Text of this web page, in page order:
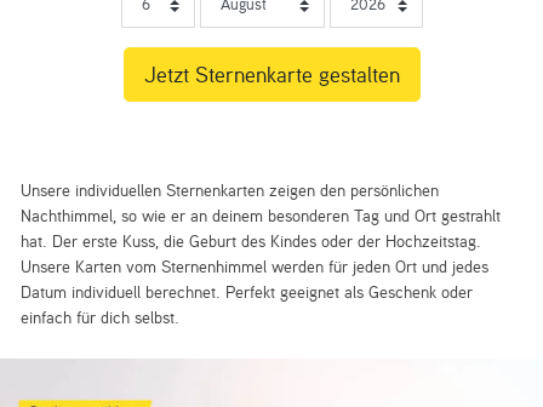
Unsere individuellen Sternenkarten zeigen den persönlichen
Nachthimmel, so wie er an deinem besonderen Tag und Ort gestrahlt
hat. Der erste Kuss, die Geburt des Kindes oder der Hochzeitstag.
Unsere Karten vom Sternenhimmel werden für jeden Ort und jedes
Datum individuell berechnet. Perfekt geeignet als Geschenk oder
einfach für dich selbst.